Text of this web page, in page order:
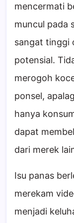
mencermati
muncul pada
sangat tinggi
potensial.
merogoh
ponsel,
hanya
dapat
dari merek
Isu panas
merekam
menjadi